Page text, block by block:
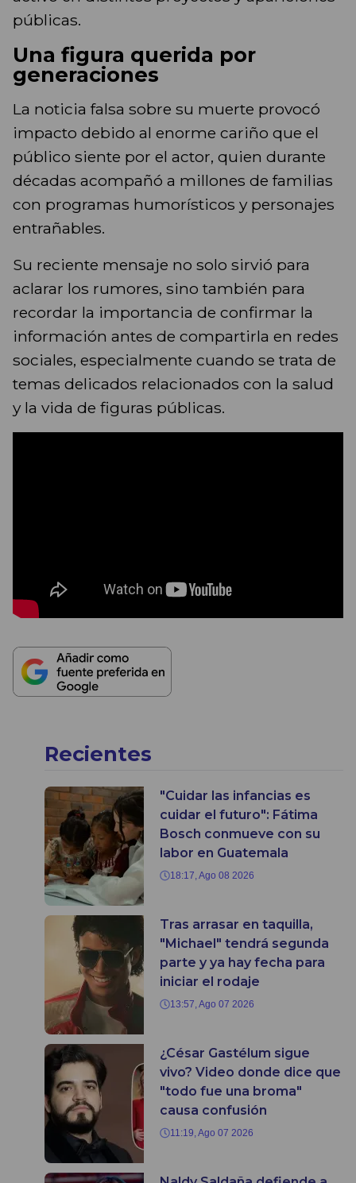
públicas.
Una figura querida por
generaciones
La noticia falsa sobre su muerte provocó
impacto debido al enorme cariño que el
público siente por el actor, quien durante
décadas acompañó a millones de familias
con programas humorísticos y personajes
entrañables.
Su reciente mensaje no solo sirvió para
aclarar los rumores, sino también para
recordar la importancia de confirmar la
información antes de compartirla en redes
sociales, especialmente cuando se trata de
temas delicados relacionados con la salud
y la vida de figuras públicas.
Recientes
"Cuidar las infancias es
cuidar el futuro": Fátima
Bosch conmueve con su
labor en Guatemala
18:17, Ago 08 2026
Tras arrasar en taquilla,
"Michael" tendrá segunda
parte y ya hay fecha para
iniciar el rodaje
13:57, Ago 07 2026
¿César Gastélum sigue
vivo? Video donde dice que
"todo fue una broma"
causa confusión
11:19, Ago 07 2026